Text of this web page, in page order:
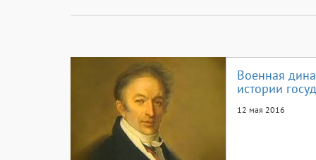
Военная
истории
12 мая 2016